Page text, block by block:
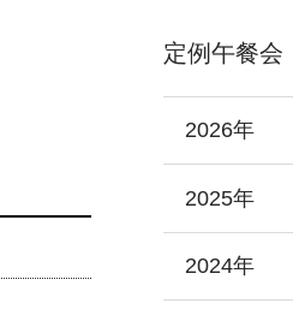
定例午餐会
2026年
2025年
2024年